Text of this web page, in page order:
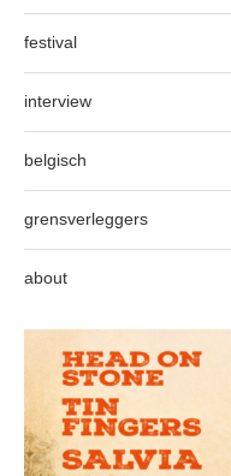
festival
interview
belgisch
grensverleggers
about